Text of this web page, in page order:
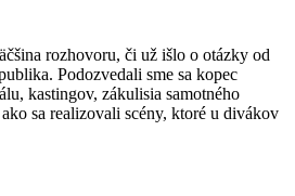
rozhovoru, či už išlo o otázky od
Podozvedali sme sa kopec
kastingov, zákulisia samotného
sa realizovali scény, ktoré u divákov